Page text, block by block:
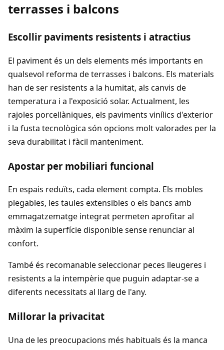
terrasses i balcons
Escollir paviments resistents i atractius
El paviment és un dels elements més importants en
qualsevol reforma de terrasses i balcons. Els materials
han de ser resistents a la humitat, als canvis de
temperatura i a l'exposició solar. Actualment, les
rajoles porcellàniques, els paviments vinílics d'exterior
i la fusta tecnològica són opcions molt valorades per la
seva durabilitat i fàcil manteniment.
Apostar per mobiliari funcional
En espais reduïts, cada element compta. Els mobles
plegables, les taules extensibles o els bancs amb
emmagatzematge integrat permeten aprofitar al
màxim la superfície disponible sense renunciar al
confort.
També és recomanable seleccionar peces lleugeres i
resistents a la intempèrie que puguin adaptar-se a
diferents necessitats al llarg de l'any.
Millorar la privacitat
Una de les preocupacions més habituals és la manca